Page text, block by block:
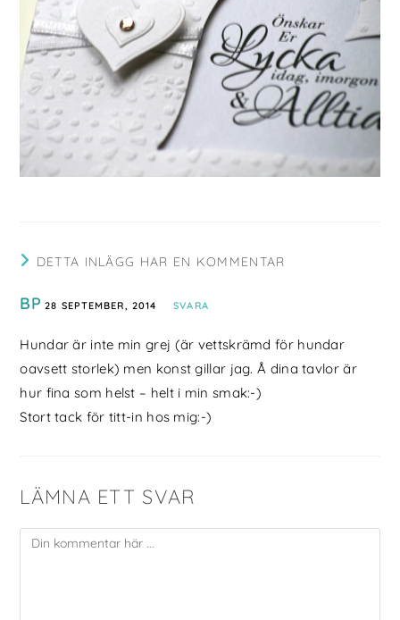
DETTA INLÄGG HAR EN KOMMENTAR
BP 28 SEPTEMBER, 2014 SVARA
Hundar är inte min grej (är vettskrämd för hundar
oavsett storlek) men konst gillar jag. Å dina tavlor är
hur fina som helst – helt i min smak:-)
Stort tack för titt-in hos mig:-)
LÄMNA ETT SVAR